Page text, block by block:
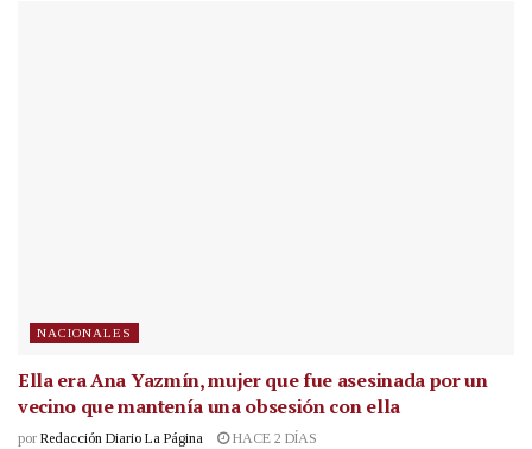
NACIONALES
Ella era Ana Yazmín, mujer que fue asesinada por un
vecino que mantenía una obsesión con ella
por Redacción Diario La Página HACE 2 DÍAS